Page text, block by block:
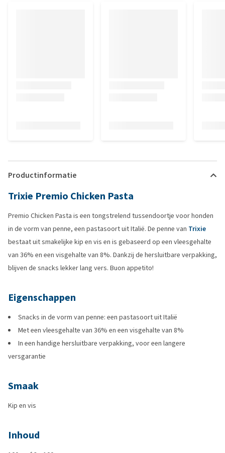
Productinformatie
Trixie Premio Chicken Pasta
Premio Chicken Pasta is een tongstrelend tussendoortje voor honden
in de vorm van penne, een pastasoort uit Italië. De penne van Trixie
bestaat uit smakelijke kip en vis en is gebaseerd op een vleesgehalte
van 36% en een visgehalte van 8%. Dankzij de hersluitbare verpakking,
blijven de snacks lekker lang vers. Buon appetito!
Eigenschappen
Snacks in de vorm van penne: een pastasoort uit Italië
Met een vleesgehalte van 36% en een visgehalte van 8%
In een handige hersluitbare verpakking, voor een langere
versgarantie
Smaak
Kip en vis
Inhoud